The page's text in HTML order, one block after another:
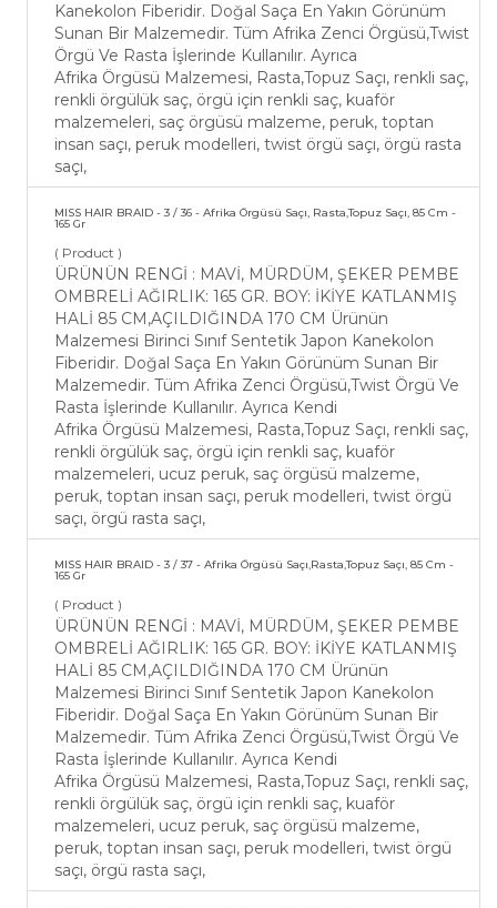
Kanekolon Fiberidir. Doğal Saça En Yakın Görünüm
Sunan Bir Malzemedir. Tüm Afrika Zenci Örgüsü,Twist
Örgü Ve Rasta İşlerinde Kullanılır. Ayrıca
Afrika Örgüsü Malzemesi, Rasta,Topuz Saçı, renkli saç,
renkli örgülük saç, örgü için renkli saç, kuaför
malzemeleri, saç örgüsü malzeme, peruk, toptan
insan saçı, peruk modelleri, twist örgü saçı, örgü rasta
saçı,
MISS HAIR BRAID - 3 / 36 - Afrika Örgüsü Saçı, Rasta,Topuz Saçı, 85 Cm -
165 Gr
( Product )
ÜRÜNÜN RENGİ : MAVİ, MÜRDÜM, ŞEKER PEMBE
OMBRELİ AĞIRLIK: 165 GR. BOY: İKİYE KATLANMIŞ
HALİ 85 CM,AÇILDIĞINDA 170 CM Ürünün
Malzemesi Birinci Sınıf Sentetik Japon Kanekolon
Fiberidir. Doğal Saça En Yakın Görünüm Sunan Bir
Malzemedir. Tüm Afrika Zenci Örgüsü,Twist Örgü Ve
Rasta İşlerinde Kullanılır. Ayrıca Kendi
Afrika Örgüsü Malzemesi, Rasta,Topuz Saçı, renkli saç,
renkli örgülük saç, örgü için renkli saç, kuaför
malzemeleri, ucuz peruk, saç örgüsü malzeme,
peruk, toptan insan saçı, peruk modelleri, twist örgü
saçı, örgü rasta saçı,
MISS HAIR BRAID - 3 / 37 - Afrika Örgüsü Saçı,Rasta,Topuz Saçı, 85 Cm -
165 Gr
( Product )
ÜRÜNÜN RENGİ : MAVİ, MÜRDÜM, ŞEKER PEMBE
OMBRELİ AĞIRLIK: 165 GR. BOY: İKİYE KATLANMIŞ
HALİ 85 CM,AÇILDIĞINDA 170 CM Ürünün
Malzemesi Birinci Sınıf Sentetik Japon Kanekolon
Fiberidir. Doğal Saça En Yakın Görünüm Sunan Bir
Malzemedir. Tüm Afrika Zenci Örgüsü,Twist Örgü Ve
Rasta İşlerinde Kullanılır. Ayrıca Kendi
Afrika Örgüsü Malzemesi, Rasta,Topuz Saçı, renkli saç,
renkli örgülük saç, örgü için renkli saç, kuaför
malzemeleri, ucuz peruk, saç örgüsü malzeme,
peruk, toptan insan saçı, peruk modelleri, twist örgü
saçı, örgü rasta saçı,